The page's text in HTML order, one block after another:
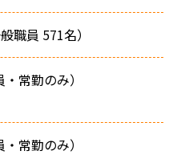
職員 571名）
常勤のみ）
常勤のみ）